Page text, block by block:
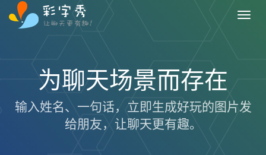
为聊天场景而存在
输入姓名、一句话，立即生成好玩的图片发
给朋友，让聊天更有趣。